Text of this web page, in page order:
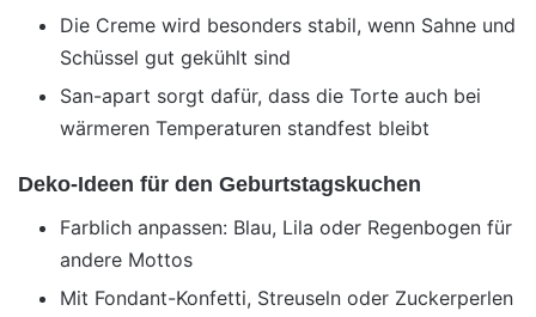
Die Creme wird besonders stabil, wenn Sahne und
Schüssel gut gekühlt sind
San-apart sorgt dafür, dass die Torte auch bei
wärmeren Temperaturen standfest bleibt
Deko-Ideen für den Geburtstagskuchen
Farblich anpassen: Blau, Lila oder Regenbogen für
andere Mottos
Mit Fondant-Konfetti, Streuseln oder Zuckerperlen